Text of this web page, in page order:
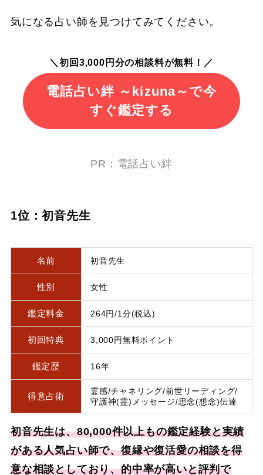
気になる占い師を見つけてみてください。
＼初回3,000円分の相談料が無料！／
電話占い絆 ～kizuna～で今
すぐ鑑定する
PR：電話占い絆
1位：初音先生
名前 初音先生
性別 女性
鑑定料金 264円/1分(税込)
初回特典 3,000円無料ポイント
鑑定歴 16年
得意占術
霊感/チャネリング/前世リーディング/
守護神(霊)メッセージ/思念(想念)伝達
初音先生は、80,000件以上もの鑑定経験と実績
がある人気占い師で、復縁や復活愛の相談を得
意な相談としており、的中率が高いと評判で